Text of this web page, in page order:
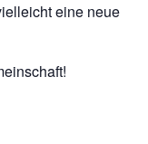
eine neue